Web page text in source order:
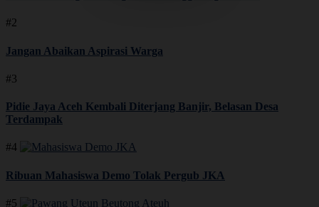
#2
Jangan Abaikan Aspirasi Warga
#3
Pidie Jaya Aceh Kembali Diterjang Banjir, Belasan Desa
Terdampak
#4
Ribuan Mahasiswa Demo Tolak Pergub JKA
#5